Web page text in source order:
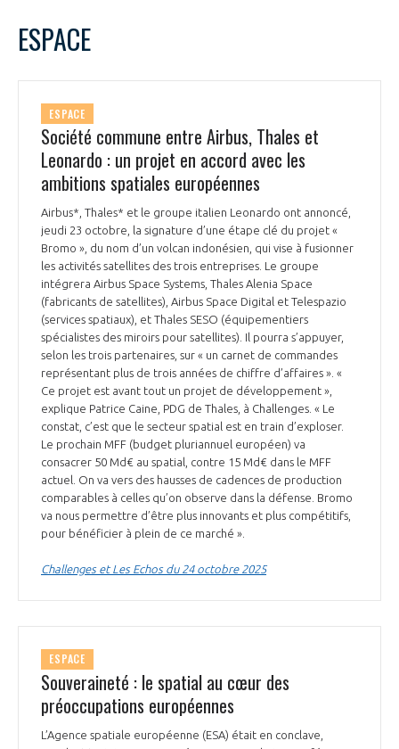
PRÉSENTATION
NOTRE VISION
NOS MISSIONS
NOTRE HISTOIRE
ORGANISATION
L’ÉQUIPE DU GIFAS
NOS RÉSEAUX À L'INTERNATIONAL
FONCTIONNEMENT
GEADS
COMITÉ AERO PME
STARTAIR
COMMISSIONS ET COMITÉS
ACCOMPAGNEMENT DE NOS ADHÉRENTS
LES PROGRAMMES DU GIFAS
UN ÉCOSYSTÈME INTÉGRÉ ET COHÉRENT
POURQUOI DEVENIR MEMBRE ?
LA MÉDIATION
LA MÉDIATION DANS LA FILIÈRE AÉRONAUTIQUE ET SPATIALE
LE MÉDIATEUR DE LA FILIÈRE AÉRONAUTIQUE ET SPATIALE
MÉDIATION ET CHARTE D’ENGAGEMENT SUR LES RELATIONS ENTRE
CLIENTS ET FOURNISSEURS
PRENDRE CONTACT AVEC LE MÉDIATEUR DE LA FILIÈRE
LE SALON DU BOURGET
L'OBSERVATOIRE
CHIFFRES CLÉS
LES ENJEUX
EMPLOI & FORMATION
ENVIRONNEMENT
LES PUBLICATIONS
DOCUMENTS & BROCHURES
RAPPORTS D'ACTIVITÉS
1 2 3 4
5
17
28
ESPACE
ESPACE
Société commune entre Airbus, Thales et
Leonardo : un projet en accord avec les
ambitions spatiales européennes
Airbus*, Thales* et le groupe italien Leonardo ont annoncé,
jeudi 23 octobre, la signature d’une étape clé du projet «
Bromo », du nom d’un volcan indonésien, qui vise à fusionner
les activités satellites des trois entreprises. Le groupe
intégrera Airbus Space Systems, Thales Alenia Space
(fabricants de satellites), Airbus Space Digital et Telespazio
(services spatiaux), et Thales SESO (équipementiers
spécialistes des miroirs pour satellites). Il pourra s’appuyer,
selon les trois partenaires, sur « un carnet de commandes
représentant plus de trois années de chiffre d’affaires ». «
Ce projet est avant tout un projet de développement »,
explique Patrice Caine, PDG de Thales, à Challenges. « Le
constat, c’est que le secteur spatial est en train d’exploser.
Le prochain MFF (budget pluriannuel européen) va
consacrer 50 Md€ au spatial, contre 15 Md€ dans le MFF
actuel. On va vers des hausses de cadences de production
comparables à celles qu’on observe dans la défense. Bromo
va nous permettre d’être plus innovants et plus compétitifs,
pour bénéficier à plein de ce marché ».
Challenges et Les Echos du 24 octobre 2025
ESPACE
Souveraineté : le spatial au cœur des
préoccupations européennes
L’Agence spatiale européenne (ESA) était en conclave,
Rejoignez une filière d’excellence et développez
Découvrez les avantages d'adhérer au GIFAS.
Rencontres, salons, données sectorielles,
programmes ...
DEMANDE D’ADHÉSION